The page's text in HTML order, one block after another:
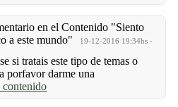
en el Contenido "Siento
a este mundo"
19-12-2016 19:34hs -
si tratais este tipo de temas o
porfavor darme una
contenido